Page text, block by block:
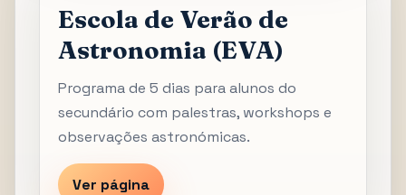
Escola de Verão de
Astronomia (EVA)
Programa de 5 dias para alunos do
secundário com palestras, workshops e
observações astronómicas.
Ver página